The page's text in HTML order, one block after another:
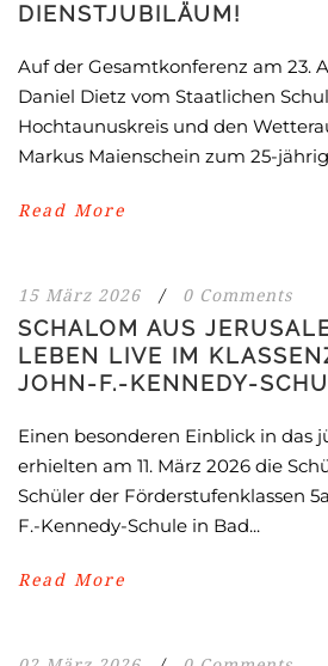
DIENSTJUBILÄUM!
Auf der Gesamtkonferenz am 23.
Daniel Dietz vom Staatlichen
Hochtaunuskreis und den
Markus Maienschein zum 25-
Read More
15 März 2026 / 0 Comments
SCHALOM AUS
LEBEN LIVE IM
JOHN-F.-KENNEDY-
Einen besonderen Einblick in das
erhielten am 11. März 2026 die
Schüler der Förderstufenklassen
F.-Kennedy-Schule in Bad...
Read More